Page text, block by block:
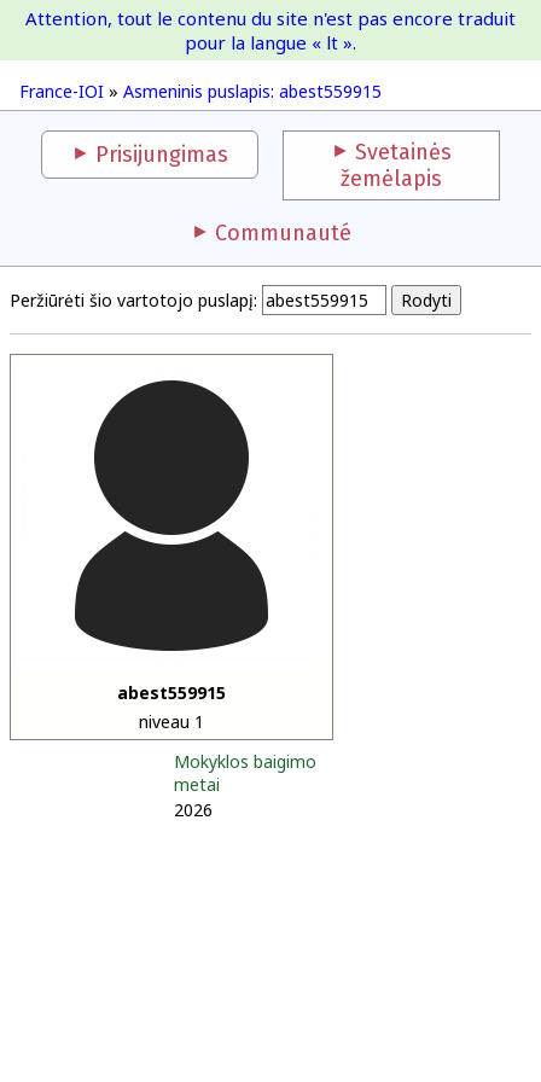
France-IOI
France-IOI » Asmeninis puslapis: abest559915
Attention, tout le contenu du site n'est pas encore traduit
pour la langue « lt ».
Prisijungimas
Svetainės
žemėlapis
Communauté
Peržiūrėti šio vartotojo puslapį:
abest559915
niveau 1
Mokyklos baigimo
metai
2026